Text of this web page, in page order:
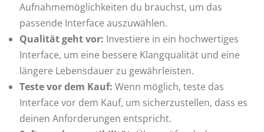
Aufnahmemöglichkeiten du brauchst, um das
passende Interface auszuwählen.
Qualität geht vor: Investiere in ein hochwertiges
Interface, um eine bessere Klangqualität und eine
längere Lebensdauer zu gewährleisten.
Teste vor dem Kauf: Wenn möglich, teste das
Interface vor dem Kauf, um sicherzustellen, dass es
deinen Anforderungen entspricht.